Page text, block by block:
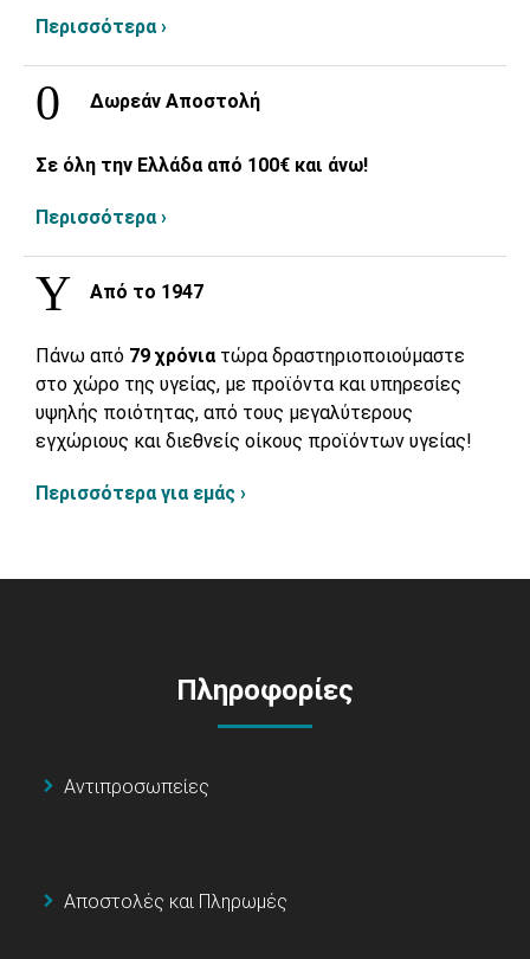
Περισσότερα ›
Δωρεάν Αποστολή
Σε όλη την Ελλάδα από 100€ και άνω!
Περισσότερα ›
Από το 1947
Πάνω από 79 χρόνια τώρα δραστηριοποιούμαστε
στο χώρο της υγείας, με προϊόντα και υπηρεσίες
υψηλής ποιότητας, από τους μεγαλύτερους
εγχώριους και διεθνείς οίκους προϊόντων υγείας!
Περισσότερα για εμάς ›
Πληροφορίες
Αντιπροσωπείες
Αποστολές και Πληρωμές